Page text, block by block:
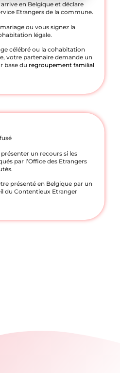
en Belgique et déclare
Etrangers de la commune.
ou vous signez la
légale.
célébré ou la cohabitation
votre partenaire demande un
base du regroupement familial
un recours si les
par l’Office des Etrangers
présenté en Belgique par un
du Contentieux Etranger